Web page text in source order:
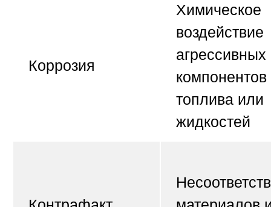
Коррозия
Химическое
воздействие
агрессивных
компонентов
топлива или
жидкостей